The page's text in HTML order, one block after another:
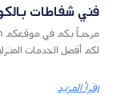
فني شفاطات بالكويت 50072064 صيانة شفاطات
لكم أفضل الخدمات
إقرأ المزيد